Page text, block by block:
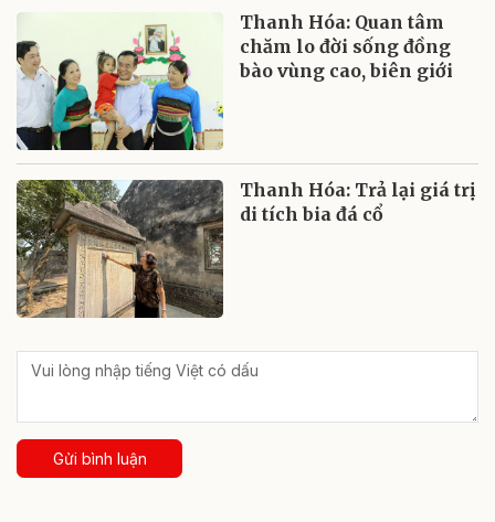
Thanh Hóa: Quan tâm
chăm lo đời sống đồng
bào vùng cao, biên giới
Thanh Hóa: Trả lại giá trị
di tích bia đá cổ
Gửi bình luận